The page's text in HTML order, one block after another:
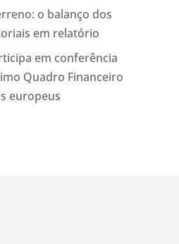
o balanço dos
em relatório
em conferência
Quadro Financeiro
europeus